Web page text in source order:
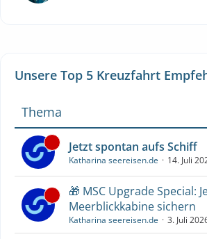
Unsere Top 5 Kreuzfahrt
Thema
Jetzt spontan aufs Schiff
Katharina seereisen.de 14. Juli
🎁 MSC Upgrade Special:
Meerblickkabine sichern
Katharina seereisen.de 3. Juli